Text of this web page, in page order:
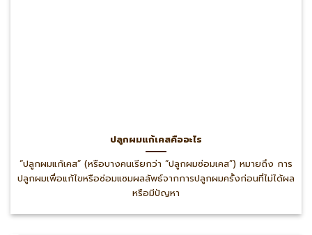
ปลูกผมแก้เคสคืออะไร
“ปลูกผมแก้เคส” (หรือบางคนเรียกว่า “ปลูกผมซ่อมเคส”) หมายถึง การ
ปลูกผมเพื่อแก้ไขหรือซ่อมแซมผลลัพธ์จากการปลูกผมครั้งก่อนที่ไม่ได้ผล
หรือมีปัญหา